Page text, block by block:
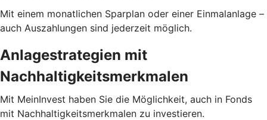
Mit einem monatlichen Sparplan oder einer Einmalanlage –
auch Auszahlungen sind jederzeit möglich.
Anlagestrategien mit
Nachhaltigkeitsmerkmalen
Mit MeinInvest haben Sie die Möglichkeit, auch in Fonds
mit Nachhaltigkeitsmerkmalen zu investieren.